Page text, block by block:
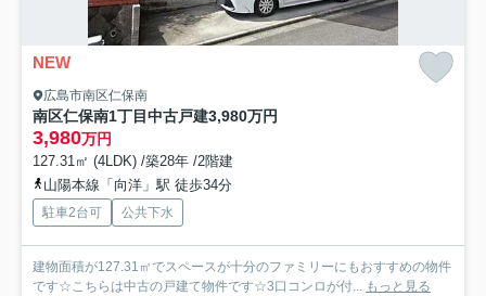
NEW
広島市南区仁保南
南区仁保南1丁目中古戸建3,980万円
3,980万円
127.31㎡ (4LDK) /築28年 /2階建
山陽本線「向洋」駅 徒歩34分
駐車2台可 公共下水
建物面積が127.31㎡でスペースが十分のファミリーにもおすすめの物件
です☆こちらは中古の戸建て物件です☆3口コンロが付... もっと見る